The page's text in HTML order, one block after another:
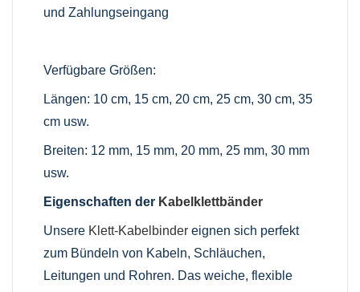
und Zahlungseingang
Verfügbare Größen:
Längen: 10 cm, 15 cm, 20 cm, 25 cm, 30 cm, 35
cm usw.
Breiten: 12 mm, 15 mm, 20 mm, 25 mm, 30 mm
usw.
Eigenschaften der Kabelklettbänder
Unsere Klett-Kabelbinder eignen sich perfekt
zum Bündeln von Kabeln, Schläuchen,
Leitungen und Rohren. Das weiche, flexible